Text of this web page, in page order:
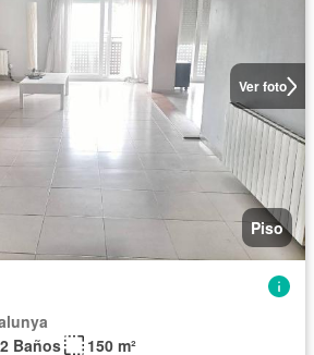
Ver foto
Piso
2 Baños
150 m²